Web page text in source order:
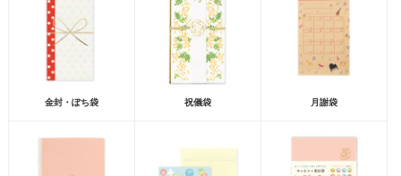
金封・ぽち袋 祝儀袋 月謝袋